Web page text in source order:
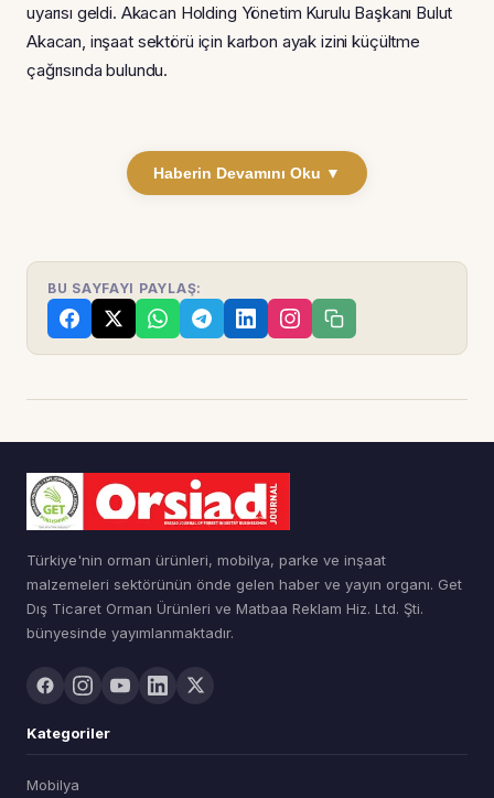
uyarısı geldi. Akacan Holding Yönetim Kurulu Başkanı Bulut
Akacan, inşaat sektörü için karbon ayak izini küçültme
çağrısında bulundu.
Haberin Devamını Oku ▼
BU SAYFAYI PAYLAŞ:
Türkiye'nin orman ürünleri, mobilya, parke ve inşaat
malzemeleri sektörünün önde gelen haber ve yayın organı. Get
Dış Ticaret Orman Ürünleri ve Matbaa Reklam Hiz. Ltd. Şti.
bünyesinde yayımlanmaktadır.
Kategoriler
Mobilya